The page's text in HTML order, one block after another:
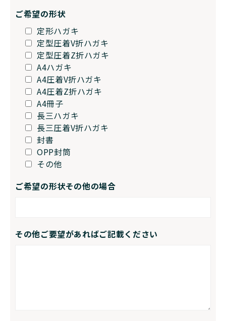
ご希望の形状
定形ハガキ
定型圧着V折ハガキ
定型圧着Z折ハガキ
A4ハガキ
A4圧着V折ハガキ
A4圧着Z折ハガキ
A4冊子
長三ハガキ
長三圧着V折ハガキ
封書
OPP封筒
その他
ご希望の形状その他の場合
その他ご要望があればご記載ください